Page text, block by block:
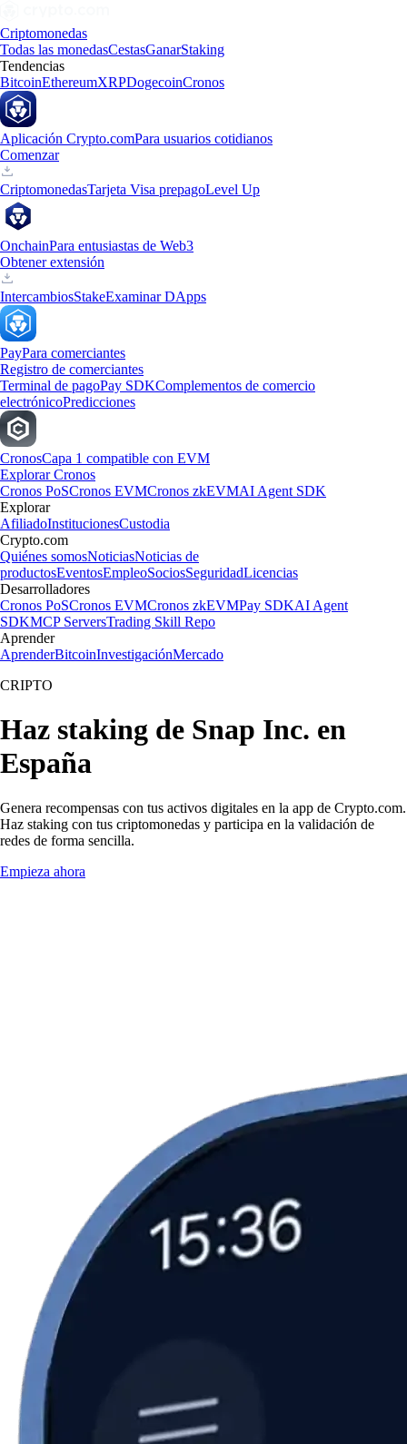
Criptomonedas
Todas las monedasCestasGanarStaking
Tendencias
BitcoinEthereumXRPDogecoinCronos
Aplicación Crypto.comPara usuarios cotidianos
Comenzar
CriptomonedasTarjeta Visa prepagoLevel Up
OnchainPara entusiastas de Web3
Obtener extensión
IntercambiosStakeExaminar DApps
PayPara comerciantes
Registro de comerciantes
Terminal de pagoPay SDKComplementos de comercio
electrónicoPredicciones
CronosCapa 1 compatible con EVM
Explorar Cronos
Cronos PoSCronos EVMCronos zkEVMAI Agent SDK
Explorar
AfiliadoInstitucionesCustodia
Crypto.com
Quiénes somosNoticiasNoticias de
productosEventosEmpleoSociosSeguridadLicencias
Desarrolladores
Cronos PoSCronos EVMCronos zkEVMPay SDKAI Agent
SDKMCP ServersTrading Skill Repo
Aprender
AprenderBitcoinInvestigaciónMercado
CRIPTO
Haz staking de Snap Inc. en
España
Genera recompensas con tus activos digitales en la app de Crypto.com.
Haz staking con tus criptomonedas y participa en la validación de
redes de forma sencilla.
Empieza ahora